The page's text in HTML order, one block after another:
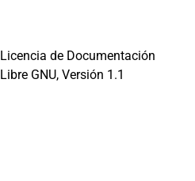
Licencia de Documentación
Libre GNU, Versión 1.1